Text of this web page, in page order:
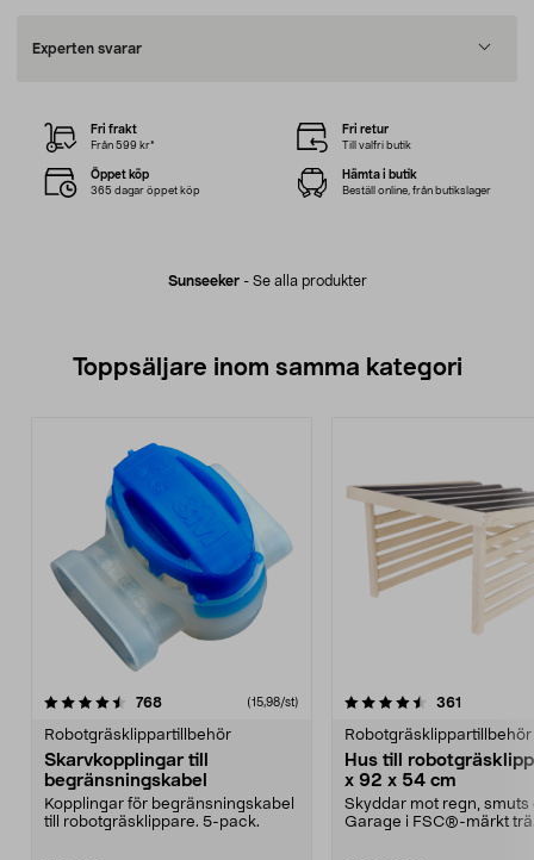
Experten svarar
Sunseeker- Se alla produkter
Fri frakt
Från 599 kr*
Fri retur
Till valfri butik
Öppet köp
365 dagar öppet köp
Hämta i butik
Beställ online, från butikslager
Toppsäljare inom samma kategori
768recensioner (15,98/st)
Robotgräsklippartillbehör
Skarvkopplingar till
begränsningskabel
Kopplingar för begränsningskabel
till robotgräsklippare. 5-pack.
4.5 av 5 stjärnor 361
Robotgräsklippartillbehör
Hus till
x 92 x 54 cm
Skyddar mot regn, smuts
Garage i FSC®-märkt
4.5 av 5 stjärnor